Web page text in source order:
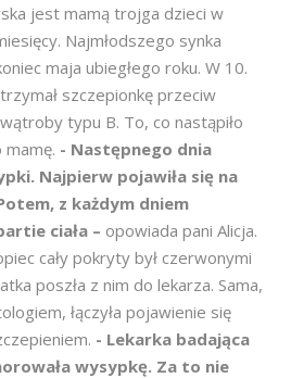
jest mamą trojga dzieci w
Najmłodszego synka
maja ubiegłego roku. W 10.
szczepionkę przeciw
typu B. To, co nastąpiło
- Następnego dnia
Najpierw pojawiła się na
z każdym dniem
ciała – opowiada pani Alicja.
cały pokryty był czerwonymi
poszła z nim do lekarza. Sama,
łączyła pojawienie się
- Lekarka badająca
wysypkę. Za to nie